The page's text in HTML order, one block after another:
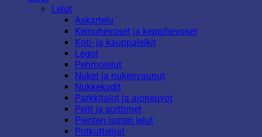
Lelut
Askartelu
Keinuhevoset ja keppihevoset
Koti- ja kauppaleikit
Legot
Pehmolelut
Nuket ja nukenvaunut
Nukkekodit
Parkkitalot ja ajoneuvot
Pelit ja soittimet
Pienten lasten lelut
Potkuttelijat